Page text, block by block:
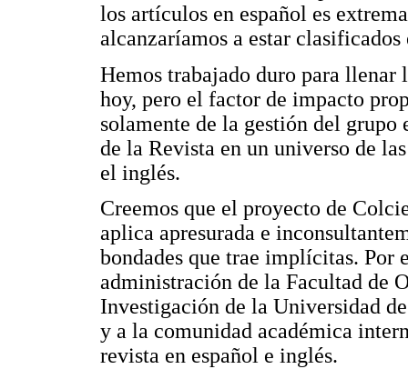
los artículos en español es
alcanzaríamos a estar
Hemos trabajado duro para llenar
hoy, pero el factor de impacto
solamente de la gestión del
de la Revista en un universo de
el inglés.
Creemos que el proyecto de
aplica apresurada e
bondades que trae implícitas. Por
administración de la Facultad de
Investigación de la Universidad
y a la comunidad académica
revista en español e inglés.